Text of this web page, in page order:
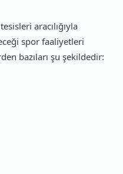
aracılığıyla
spor faaliyetleri
bazıları şu şekildedir: